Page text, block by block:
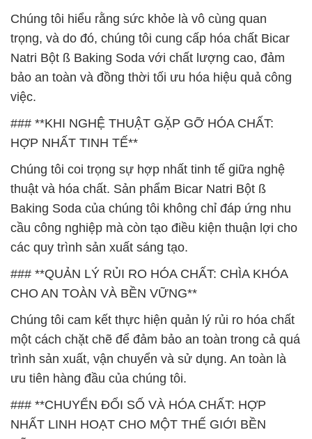
Chúng tôi hiểu rằng sức khỏe là vô cùng quan
trọng, và do đó, chúng tôi cung cấp hóa chất Bicar
Natri Bột ß Baking Soda với chất lượng cao, đảm
bảo an toàn và đồng thời tối ưu hóa hiệu quả công
việc.
### **KHI NGHỆ THUẬT GẶP GỠ HÓA CHẤT:
HỢP NHẤT TINH TẾ**
Chúng tôi coi trọng sự hợp nhất tinh tế giữa nghệ
thuật và hóa chất. Sản phẩm Bicar Natri Bột ß
Baking Soda của chúng tôi không chỉ đáp ứng nhu
cầu công nghiệp mà còn tạo điều kiện thuận lợi cho
các quy trình sản xuất sáng tạo.
### **QUẢN LÝ RỦI RO HÓA CHẤT: CHÌA KHÓA
CHO AN TOÀN VÀ BỀN VỮNG**
Chúng tôi cam kết thực hiện quản lý rủi ro hóa chất
một cách chặt chẽ để đảm bảo an toàn trong cả quá
trình sản xuất, vận chuyển và sử dụng. An toàn là
ưu tiên hàng đầu của chúng tôi.
### **CHUYỂN ĐỔI SỐ VÀ HÓA CHẤT: HỢP
NHẤT LINH HOẠT CHO MỘT THẾ GIỚI BỀN